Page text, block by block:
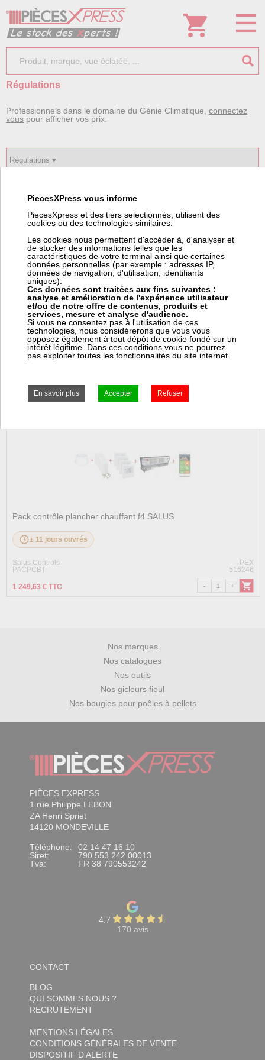
Régulations
Professionnels dans le domaine du Génie Climatique, connectez
vous pour afficher vos prix.
Accessoires
Centres de
câblage
Régulations Thermostats
Articles dans le catalogue Régulations
Pack contrôle plancher chauffant f4 SALUS
± 11 jours ouvrés
Salus Controls
PEX
PACPCBT
516246
1 249,63 € TTC
Nos marques
Nos catalogues
Nos outils
Nos gicleurs fioul
Nos bougies pour poêles à pellets
PIÈCES EXPRESS
1 rue Philippe LEBON
ZA Henri Spriet
14120 MONDEVILLE
Téléphone:
02 14 47 16 10
Siret:
790 553 242 00013
Tva:
FR 38 790553242
4.7
170 avis
CONTACT
BLOG
QUI SOMMES NOUS ?
RECRUTEMENT
MENTIONS LÉGALES
CONDITIONS GÉNÉRALES DE VENTE
DISPOSITIF D'ALERTE
PiecesXPress vous informe
PiecesXpress et des tiers selectionnés, utilisent des
cookies ou des technologies similaires.
Les cookies nous permettent d'accéder à, d'analyser et
de stocker des informations telles que les
caractéristiques de votre terminal ainsi que certaines
données personnelles (par exemple : adresses IP,
données de navigation, d'utilisation, identifiants
uniques).
Ces données sont traitées aux fins suivantes :
analyse et amélioration de l'expérience utilisateur
et/ou de notre offre de contenus, produits et
services, mesure et analyse d'audience.
Si vous ne consentez pas à l'utilisation de ces
technologies, nous considérerons que vous vous
opposez également à tout dépôt de cookie fondé sur un
intérêt légitime. Dans ces conditions vous ne pourrez
pas exploiter toutes les fonctionnalités du site internet.